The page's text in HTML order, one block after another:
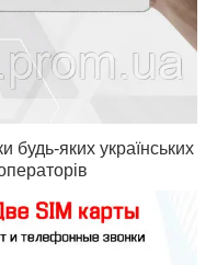
будь-яких українських